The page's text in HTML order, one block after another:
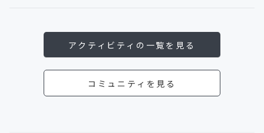
アクティビティの一覧を見る
コミュニティを見る